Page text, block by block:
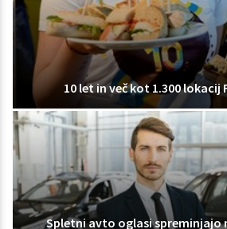
10 let in več kot 1.300 lokacij
Spletni avto oglasi spreminjajo